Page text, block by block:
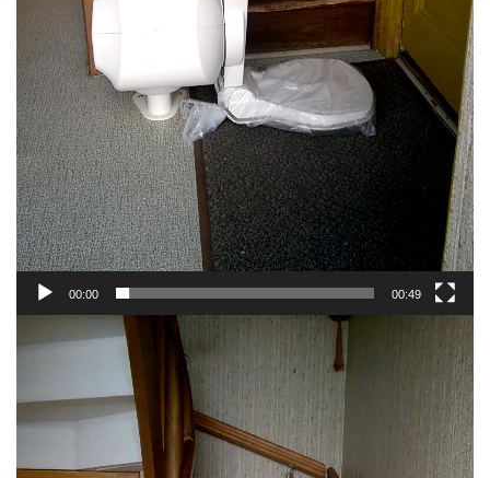
00:00 00:49
Lecteur
vidéo